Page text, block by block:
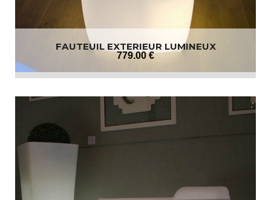
FAUTEUIL EXTERIEUR LUMINEUX
779.00 €